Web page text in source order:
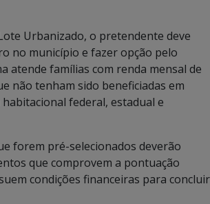
Urbanizado, o pretendente deve
no município e fazer opção pelo
atende famílias com renda mensal de
não tenham sido beneficiadas em
federal, estadual e
forem pré-selecionados deverão
que comprovem a pontuação
condições financeiras para concluir